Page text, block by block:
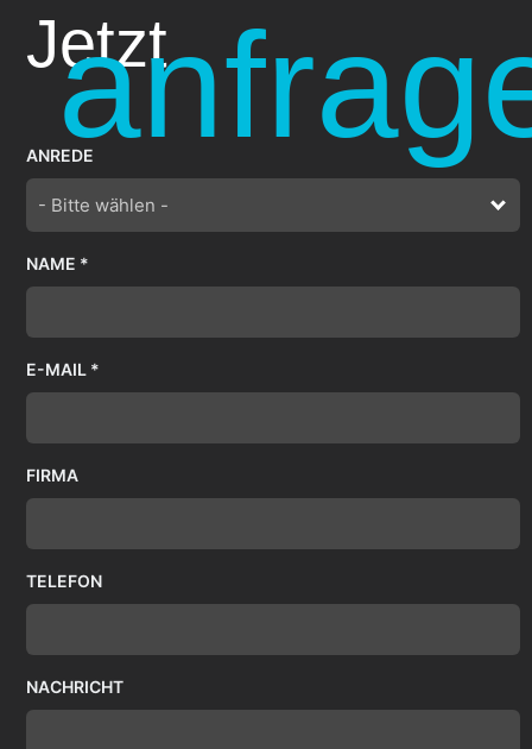
Jetzt
ANREDE
- Bitte wählen -
NAME *
E-MAIL *
FIRMA
TELEFON
NACHRICHT